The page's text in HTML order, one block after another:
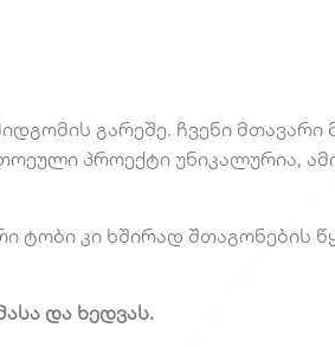
გარეშე. ჩვენი მთავარი
პროექტი უნიკალურია,
კი ხშირად შთაგონების
და ხედვას.